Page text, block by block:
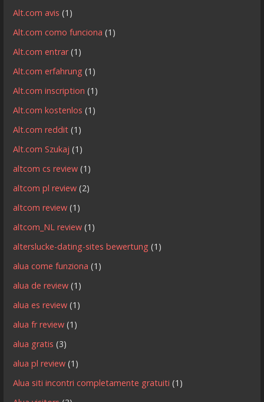
Alt.com avis (1)
Alt.com como funciona (1)
Alt.com entrar(1)
Alt.com erfahrung (1)
Alt.com inscription (1)
Alt.com kostenlos (1)
Alt.com reddit (1)
Alt.com Szukaj (1)
altcom cs review (1)
altcom pl review (2)
altcom review (1)
altcom_NL review (1)
alterslucke-dating-sites bewertung (1)
alua come funziona (1)
alua de review (1)
alua es review (1)
alua fr review (1)
alua gratis (3)
alua pl review (1)
Alua siti incontri completamente gratuiti (1)